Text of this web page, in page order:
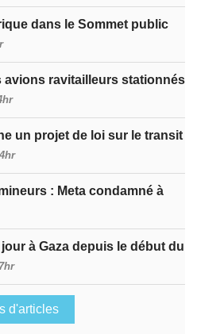
dans le Sommet public
avions ravitailleurs stationnés
un projet de loi sur le transit
4hr
: Meta condamné à
à Gaza depuis le début du
7hr
d'articles